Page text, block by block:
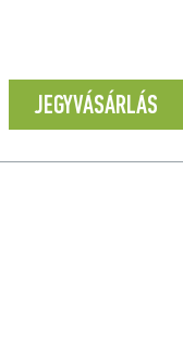
JEGYVÁSÁRLÁS